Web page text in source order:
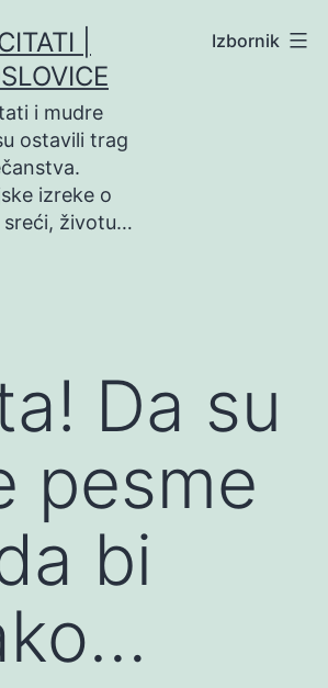
|
i mudre
ostavili trag
izreke o
sreći, životu…
Izbornik
Da su
pesme
bi